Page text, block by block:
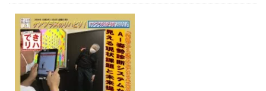
実践報告 NEWS
リクルート